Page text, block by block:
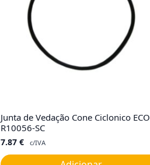
Junta de Vedação Cone Ciclonico ECO
R10056-SC
7.87 € c/IVA